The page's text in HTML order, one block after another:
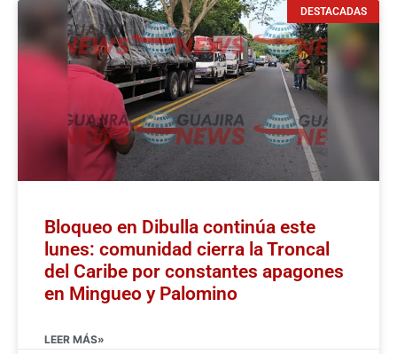
DESTACADAS
Bloqueo en Dibulla continúa este
lunes: comunidad cierra la Troncal
del Caribe por constantes apagones
en Mingueo y Palomino
LEER MÁS»